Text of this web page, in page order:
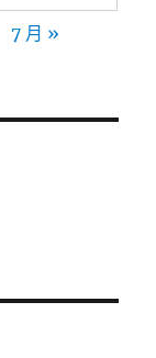
7 月 »